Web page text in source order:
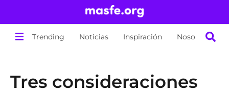
Trending Noticias Inspiración Nosotros
Tres consideraciones